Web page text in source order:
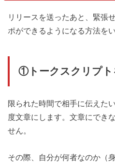
リリースを送ったあと、緊張
ポができるようになる方法を
①トークスクリプト
限られた時間で相手に伝えた
度文章にします。文章にでき
せん。
その際、自分が何者なのか（